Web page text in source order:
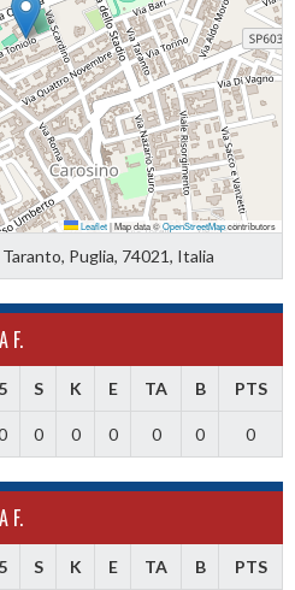
Leaflet|Map data ©OpenStreetMapcontributors
Puglia, 74021, Italia
F.
5 S K E TA B PTS
0 0 0 0 0 0
F.
5 S K E TA B PTS